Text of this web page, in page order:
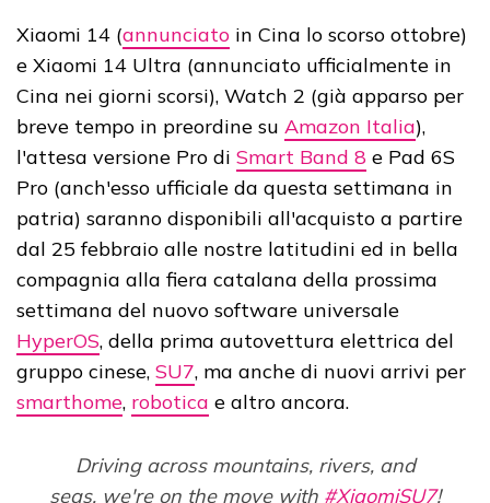
Xiaomi 14 (annunciato in Cina lo scorso ottobre)
e Xiaomi 14 Ultra (annunciato ufficialmente in
Cina nei giorni scorsi), Watch 2 (già apparso per
breve tempo in preordine su Amazon Italia),
l'attesa versione Pro di Smart Band 8 e Pad 6S
Pro (anch'esso ufficiale da questa settimana in
patria) saranno disponibili all'acquisto a partire
dal 25 febbraio alle nostre latitudini ed in bella
compagnia alla fiera catalana della prossima
settimana del nuovo software universale
HyperOS, della prima autovettura elettrica del
gruppo cinese, SU7, ma anche di nuovi arrivi per
smarthome, robotica e altro ancora.
Driving across mountains, rivers, and
seas, we're on the move with #XiaomiSU7!